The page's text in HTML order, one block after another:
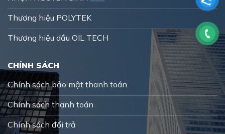
Thương hiệu POLYTEK
Thương hiệu dầu OIL TECH
CHÍNH SÁCH
Chính sách bảo mật thanh toán
Chính sách thanh toán
Chính sách đổi trả